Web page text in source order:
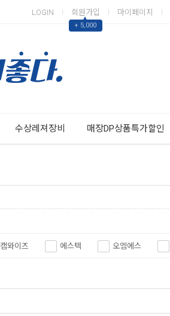
LOGIN 회원가입
▲
+ 5,000
마이페이지
수상레져장비 매장DP상품특가할인
캠와이즈 에스텍 오엠에스